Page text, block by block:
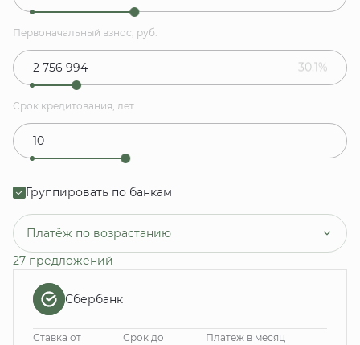
Первоначальный взнос, руб.
30.1%
Срок кредитования, лет
Группировать по банкам
Платёж по возрастанию
27 предложений
Сбербанк
Ставка от Срок до Платеж в месяц